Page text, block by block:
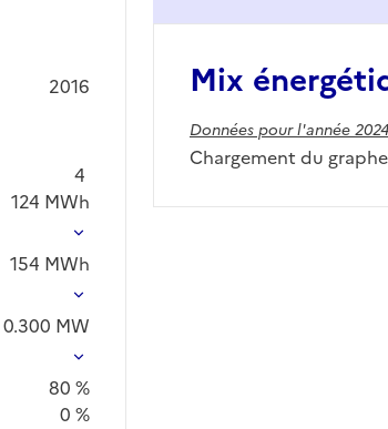
2016
4
124 MWh
154 MWh
0.300 MW
80 %
0 %
Mix
Données pour l'année 2024
Chargement du